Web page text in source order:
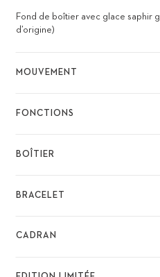
Fond de boîtier avec glace saphir
d’origine)
MOUVEMENT
FONCTIONS
BOÎTIER
BRACELET
CADRAN